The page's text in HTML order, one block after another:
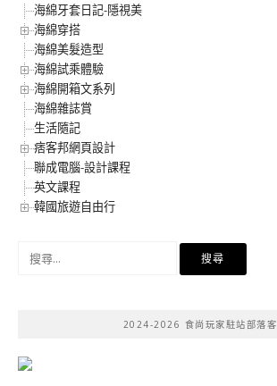
海綿牙套日記-隱視美
海綿穿搭
海綿美髮造型
海綿試乘體驗
海綿開箱文系列
海綿雜誌賞
生活隨記
痞客邦網頁設計
聯成電腦-設計課程
英文課程
韓國旅遊自由行
2024-2026 食尚玩家駐站部落客